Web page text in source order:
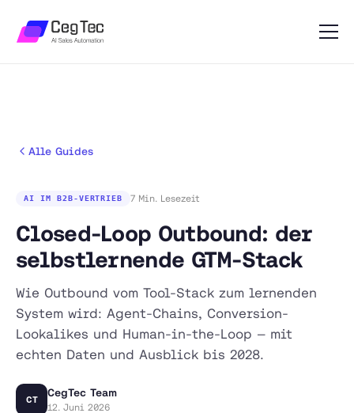
Alle Guides
AI IM B2B-VERTRIEB 7 Min. Lesezeit
Closed-Loop Outbound: der
selbstlernende GTM-Stack
Wie Outbound vom Tool-Stack zum lernenden
System wird: Agent-Chains, Conversion-
Lookalikes und Human-in-the-Loop — mit
echten Daten und Ausblick bis 2028.
CT
CegTec Team
12. Juni 2026